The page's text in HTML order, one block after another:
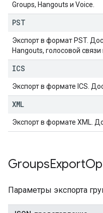
Groups, Hangouts и Voice.
PST
Экспорт в формат PST.
Hangouts, голосовой связи
ICS
Экспорт в формате ICS.
XML
Экспорт в формате XML.
GroupsExport
Параметры экспорта